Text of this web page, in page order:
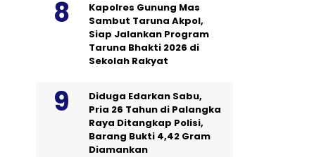
Kapolres Gunung Mas
Sambut Taruna Akpol,
Siap Jalankan Program
Taruna Bhakti 2026 di
Sekolah Rakyat
Diduga Edarkan Sabu,
Pria 26 Tahun di Palangka
Raya Ditangkap Polisi,
Barang Bukti 4,42 Gram
Diamankan